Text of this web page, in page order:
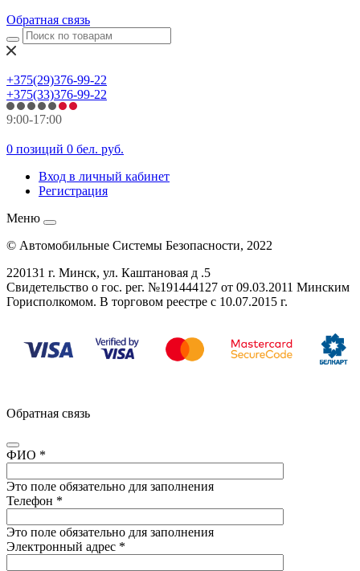
Обратная связь
+375(29)376-99-22
+375(33)376-99-22
9:00-17:00
0 позиций 0 бел. руб.
Вход в личный кабинет
Регистрация
Меню
© Автомобильные Системы Безопасности, 2022
220131 г. Минск, ул. Каштановая д .5
Свидетельство о гос. рег. №191444127 от 09.03.2011 Минским
Горисполкомом. В торговом реестре с 10.07.2015 г.
Обратная связь
ФИО *
Это поле обязательно для заполнения
Телефон *
Это поле обязательно для заполнения
Электронный адрес *